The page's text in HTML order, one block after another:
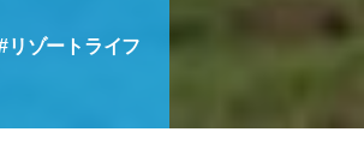
リゾートライフ